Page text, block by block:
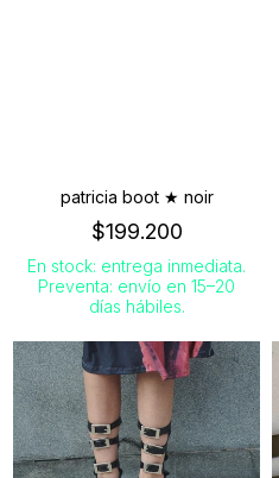
patricia boot ★ noir
$199.200
En stock: entrega inmediata.
Preventa: envío en 15–20
días hábiles.